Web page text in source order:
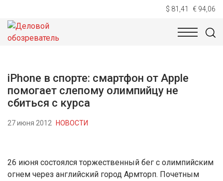
$ 81,41 € 94,06
НОВОСТИ
iPhone в спорте: смартфон от Apple
помогает слепому олимпийцу не
сбиться с курса
27 июня 2012 НОВОСТИ
26 июня состоялся торжественный бег с олимпийским
огнем через английский город Армторп. Почетным